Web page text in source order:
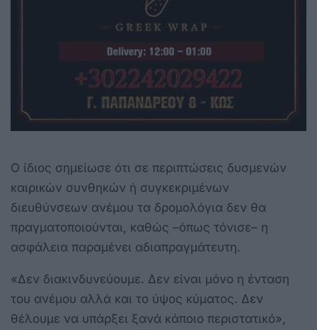
Ο ίδιος σημείωσε ότι σε περιπτώσεις δυσμενών
καιρικών συνθηκών ή συγκεκριμένων
διευθύνσεων ανέμου τα δρομολόγια δεν θα
πραγματοποιούνται, καθώς –όπως τόνισε– η
ασφάλεια παραμένει αδιαπραγμάτευτη.
«Δεν διακινδυνεύουμε. Δεν είναι μόνο η ένταση
του ανέμου αλλά και το ύψος κύματος. Δεν
θέλουμε να υπάρξει ξανά κάποιο περιστατικό»,